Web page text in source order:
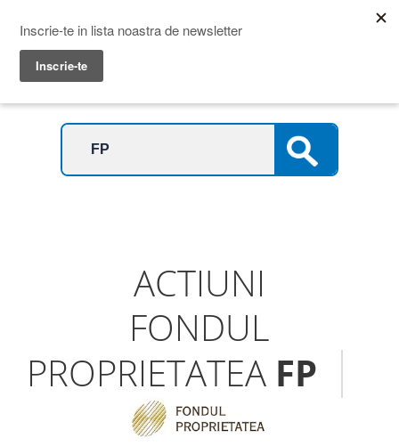
Menu
Prime Transaction
ACTIUNI
FONDUL
PROPRIETATEA FP